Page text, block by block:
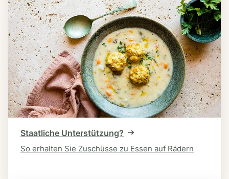
Staatliche Unterstützung?
So erhalten Sie Zuschüsse zu Essen auf Rädern